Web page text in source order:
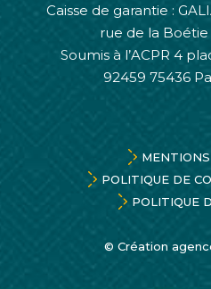
Caisse de garantie :
rue de la Boétie
Soumis à l’ACPR 4
92459 75436
POLITIQUE DE
POLITIQUE
© Création